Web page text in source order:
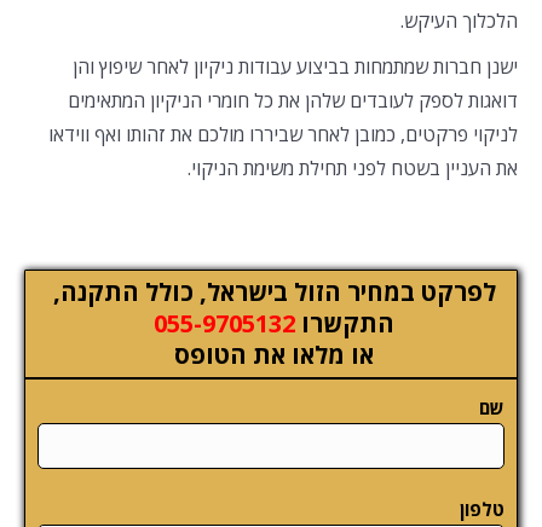
הלכלוך העיקש.
ישנן חברות שמתמחות בביצוע עבודות ניקיון לאחר שיפוץ והן
דואגות לספק לעובדים שלהן את כל חומרי הניקיון המתאימים
לניקוי פרקטים, כמובן לאחר שביררו מולכם את זהותו ואף ווידאו
את העניין בשטח לפני תחילת משימת הניקוי.
לפרקט במחיר הזול בישראל, כולל התקנה,
התקשרו 055-9705132
או מלאו את הטופס
שם
טלפון